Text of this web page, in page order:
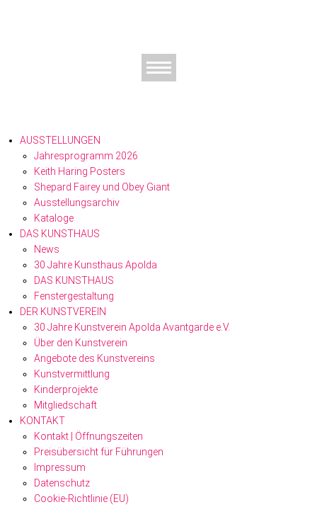
AUSSTELLUNGEN
Jahresprogramm 2026
Keith Haring Posters
Shepard Fairey und Obey Giant
Ausstellungs­archiv
Kataloge
DAS KUNSTHAUS
News
30 Jahre Kunsthaus Apolda
DAS KUNSTHAUS
Fenstergestaltung
DER KUNSTVEREIN
30 Jahre Kunstverein Apolda Avantgarde e.V.
Über den Kunst­verein
Angebote des Kunstvereins
Kunstvermittlung
Kinderprojekte
Mitgliedschaft
KONTAKT
Kontakt | Öffnungszeiten
Preisübersicht für Führungen
Impressum
Datenschutz
Cookie-Richtlinie (EU)